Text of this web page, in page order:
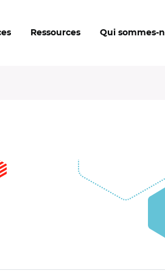
Ressources Qui sommes-